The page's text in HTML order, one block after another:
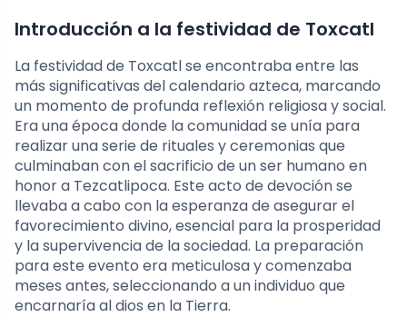
Introducción a la festividad de Toxcatl
La festividad de Toxcatl se encontraba entre las
más significativas del calendario azteca, marcando
un momento de profunda reflexión religiosa y social.
Era una época donde la comunidad se unía para
realizar una serie de rituales y ceremonias que
culminaban con el sacrificio de un ser humano en
honor a Tezcatlipoca. Este acto de devoción se
llevaba a cabo con la esperanza de asegurar el
favorecimiento divino, esencial para la prosperidad
y la supervivencia de la sociedad. La preparación
para este evento era meticulosa y comenzaba
meses antes, seleccionando a un individuo que
encarnaría al dios en la Tierra.